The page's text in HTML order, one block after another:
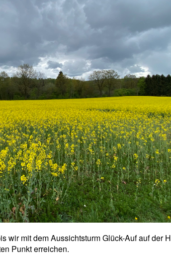
wir mit dem Aussichtsturm Glück-Auf auf der
Punkt erreichen.